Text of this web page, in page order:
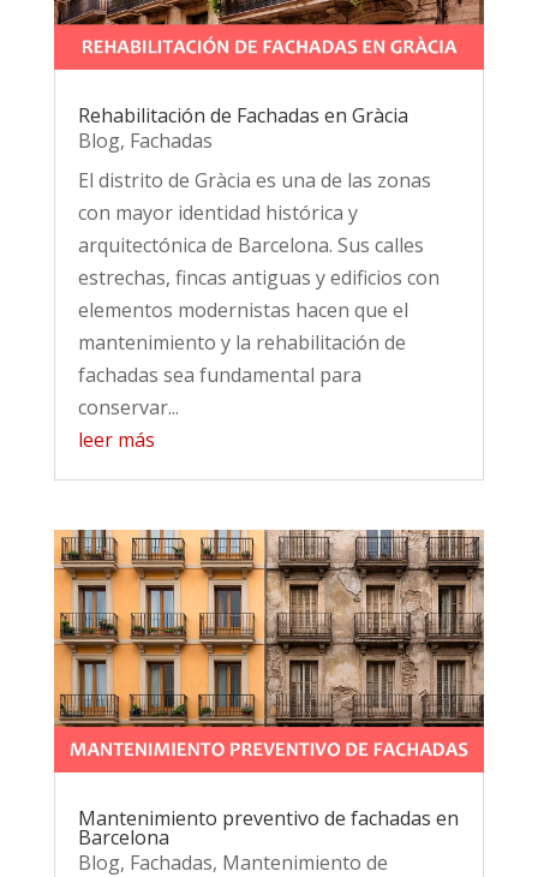
Rehabilitación de Fachadas en Gràcia
Blog, Fachadas
El distrito de Gràcia es una de las zonas
con mayor identidad histórica y
arquitectónica de Barcelona. Sus calles
estrechas, fincas antiguas y edificios con
elementos modernistas hacen que el
mantenimiento y la rehabilitación de
fachadas sea fundamental para
conservar...
leer más
Mantenimiento preventivo de fachadas en
Barcelona
Blog, Fachadas, Mantenimiento de